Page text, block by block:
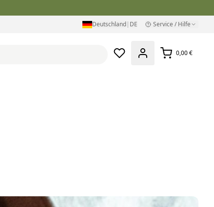
Deutschland| DE Service / Hilfe
0,00 €